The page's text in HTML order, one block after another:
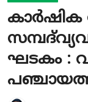
Contact
News
Akshaya News
കാര്‍ഷിക
ഘടകം :